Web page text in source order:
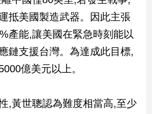
抵美國製造武器。因此主張
產能,讓美國在緊急時刻能以
鏈支援台灣。為達成此目標,
億美元以上。
,黃世聰認為難度相當高,至少